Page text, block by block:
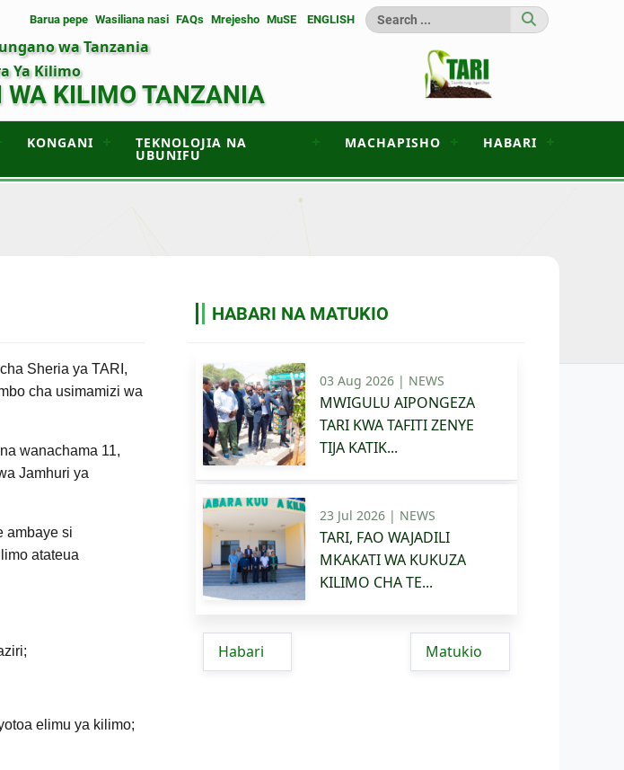
Barua pepe Wasiliana nasi FAQs Mrejesho MuSE ENGLISH
wa Tanzania
Ya Kilimo
WA KILIMO TANZANIA
KONGANI TEKNOLOJIA NA
UBUNIFU
MACHAPISHO HABARI
Sheria ya TARI,
cha usimamizi wa
wanachama 11,
Jamhuri ya
ambaye si
atateua
elimu ya kilimo;
HABARI NA MATUKIO
03 Aug 2026 | NEWS
MWIGULU AIPONGEZA
TARI KWA TAFITI ZENYE
TIJA KATIK...
23 Jul 2026 | NEWS
TARI, FAO WAJADILI
MKAKATI WA KUKUZA
KILIMO CHA TE...
Habari Matukio